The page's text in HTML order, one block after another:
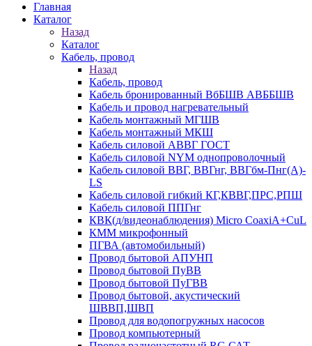
Главная
Каталог
Назад
Каталог
Кабель, провод
Назад
Кабель, провод
Кабель бронированный ВбБШВ АВББШВ
Кабель и провод нагревательный
Кабель монтажный МГШВ
Кабель монтажный МКШ
Кабель силовой АВВГ ГОСТ
Кабель силовой NYM однопроволочный
Кабель силовой ВВГ, ВВГнг, ВВГбм-Пнг(А)-
LS
Кабель силовой гибкий КГ,КВВГ,ПРС,РПШ
Кабель силовой ППГнг
КВК(д/видеонаблюдения) Micro CoaxiA+CuL
КММ микрофонный
ПГВА (автомобильный)
Провод бытовой АПУНП
Провод бытовой ПуВВ
Провод бытовой ПуГВВ
Провод бытовой, акустический
ШВВП,ШВП
Провод для водопогружных насосов
Провод компьютерный